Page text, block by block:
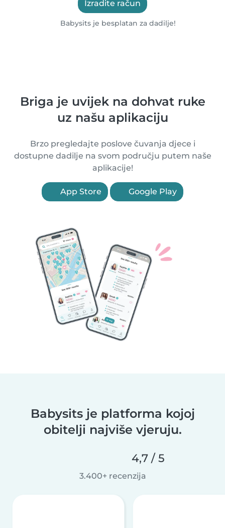
Izradite račun
Babysits je besplatan za dadilje!
Briga je uvijek na dohvat ruke
uz našu aplikaciju
Brzo pregledajte poslove čuvanja djece i
dostupne dadilje na svom području putem naše
aplikacije!
App Store Google Play
Babysits je platforma kojoj
obitelji najviše vjeruju.
4,7 / 5
3.400+ recenzija